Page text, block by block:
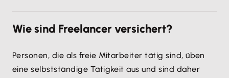
zentrales Merkmal: Freelancer führen ihr Business
Vertragsgestaltung.
Aufträgen und Tätigkeiten pro Monat abhängig.
Basis einesWerkvertrags(Verpflichtung eines
Arbeitserfolges) erfolgenoderaberstundenweise
Wie sind Freelancer versichert?
Personen, die als freie Mitarbeiter tätig sind, üben
eine selbstständige Tätigkeit aus und sind daher